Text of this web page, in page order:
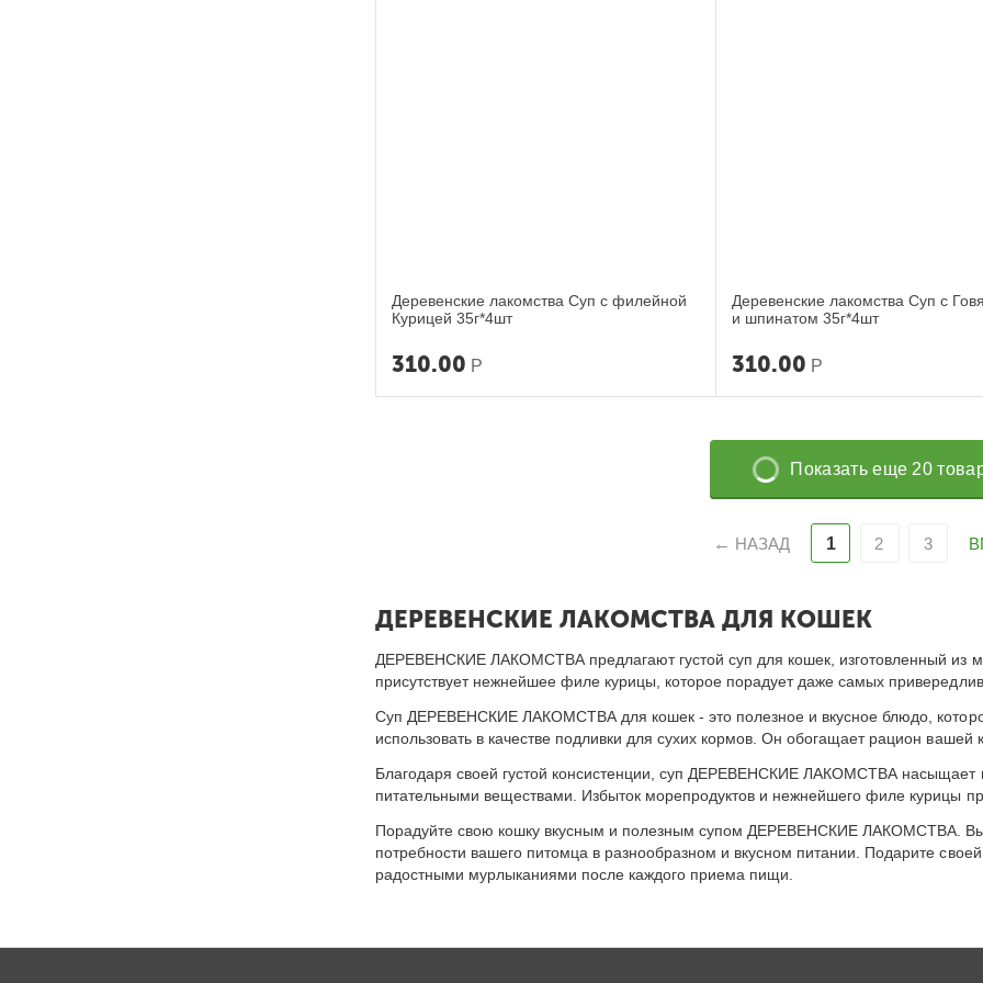
ДЕРЕВЕНСКИЕ ЛАКОМСТВА ДЛЯ КОШЕК
ДЕРЕВЕНСКИЕ ЛАКОМСТВА предлагают густой суп для кошек, изготовленный из
присутствует нежнейшее филе курицы, которое порадует даже самых
Суп ДЕРЕВЕНСКИЕ ЛАКОМСТВА для кошек - это полезное и вкусное блюдо,
использовать в качестве подливки для сухих кормов. Он обогащает рацион
Благодаря своей густой консистенции, суп ДЕРЕВЕНСКИЕ ЛАКОМСТВА насыщает
питательными веществами. Избыток морепродуктов и нежнейшего филе курицы
Порадуйте свою кошку вкусным и полезным супом ДЕРЕВЕНСКИЕ ЛАКОМСТВА. Вы
потребности вашего питомца в разнообразном и вкусном питании. Подарите
радостными мурлыканиями после каждого приема пищи.
Деревенские лакомства Суп с филейной
Курицей 35г*4шт
310.00 Р
Деревенские лакомства Суп с
и шпинатом 35г*4шт
310.00 Р
Показать еще 20
НАЗАД 1 2 3